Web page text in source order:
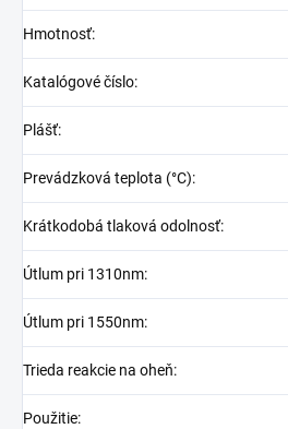
Hmotnosť:
Katalógové číslo:
Plášť:
Prevádzková teplota (°C):
Krátkodobá tlaková odolnosť:
Útlum pri 1310nm:
Útlum pri 1550nm:
Trieda reakcie na oheň:
Použitie: